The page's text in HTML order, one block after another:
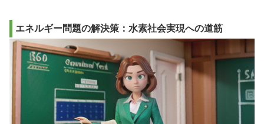
エネルギー問題の解決策：水素社会実現への道筋